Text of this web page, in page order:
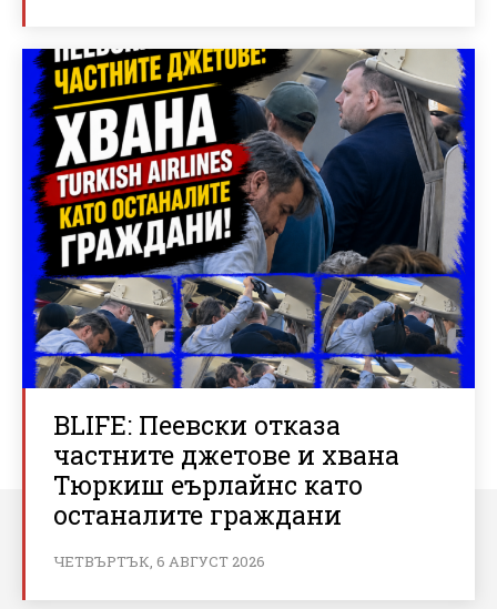
BLIFE: Пеевски отказа
частните джетове и хвана
Тюркиш еърлайнс като
останалите граждани
ЧЕТВЪРТЪК, 6 АВГУСТ 2026